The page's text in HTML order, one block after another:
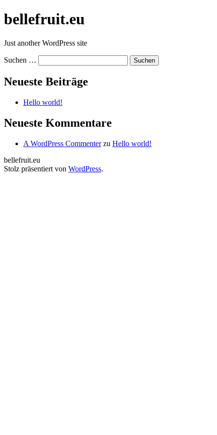
Zum
Inhalt
bellefruit.eu
Just another WordPress site
Suchen …
Neueste Beiträge
Hello world!
Neueste Kommentare
A WordPress Commenterzu Hello world!
bellefruit.eu
Stolz präsentiert von WordPress.